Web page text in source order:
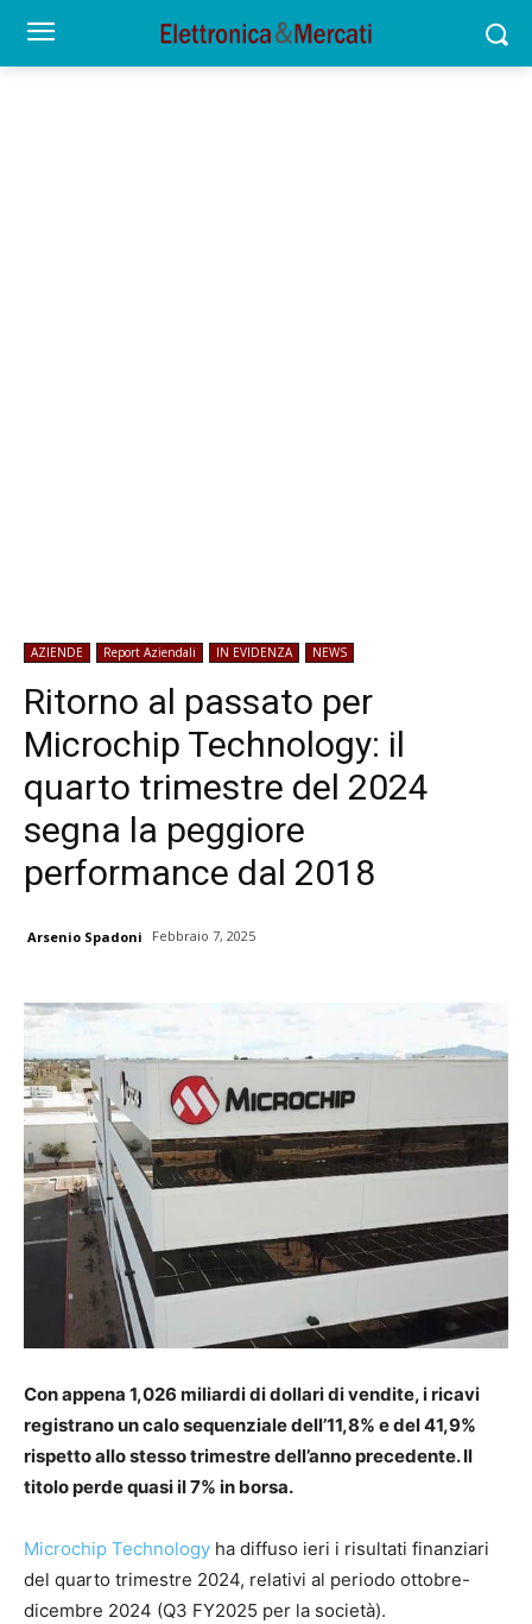
AZIENDE Report Aziendali IN EVIDENZA NEWS
Ritorno al passato per
Microchip Technology: il
quarto trimestre del 2024
segna la peggiore
performance dal 2018
Arsenio Spadoni Febbraio 7, 2025
Con appena 1,026 miliardi di dollari di vendite, i ricavi
registrano un calo sequenziale dell’11,8% e del 41,9%
rispetto allo stesso trimestre dell’anno precedente. Il
titolo perde quasi il 7% in borsa.
Microchip Technology ha diffuso ieri i risultati finanziari
del quarto trimestre 2024, relativi al periodo ottobre-
dicembre 2024 (Q3 FY2025 per la società).